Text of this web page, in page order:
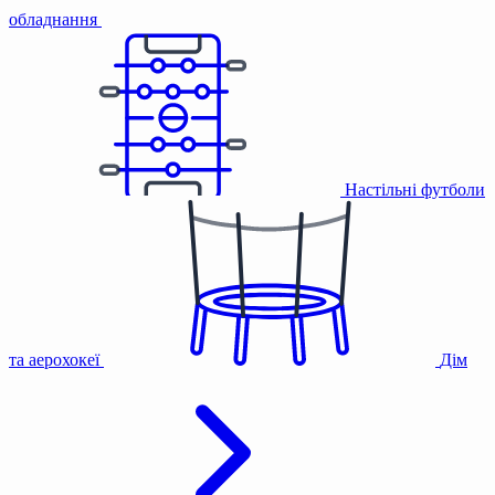
обладнання
Настільні футболи
та аерохокеї Дім